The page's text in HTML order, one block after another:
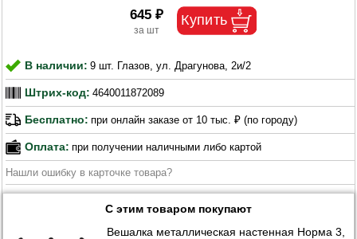
645 ₽
В наличии: 9 шт. Глазов, ул. Драгунова, 2и/2
Штрих-код: 4640011872089
Бесплатно: при онлайн заказе от 10 тыс. ₽ (по городу)
Оплата: при получении наличными либо картой
Нашли ошибку в карточке товара?
С этим товаром покупают
Вешалка металлическая настенная Норма 3,